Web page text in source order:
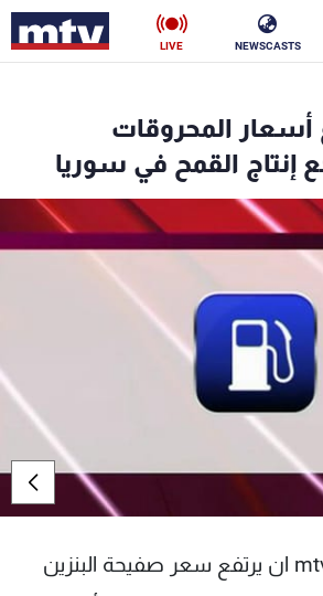
NEWSCASTS
LIVE
أسعار المحروقات
إنتاج القمح في سوريا
توقعت مصادر للـ mtv ان يرتفع سعر صفيحة البنزين
ناس
فن
رياضة